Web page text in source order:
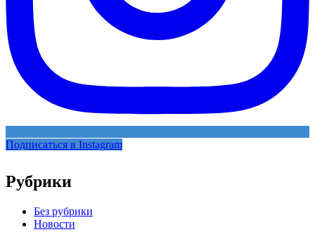
Подписаться в Instagram
Рубрики
Без рубрики
Новости